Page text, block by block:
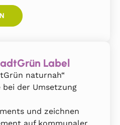
Label
naturnah“
der Umsetzung
und zeichnen
auf kommunaler